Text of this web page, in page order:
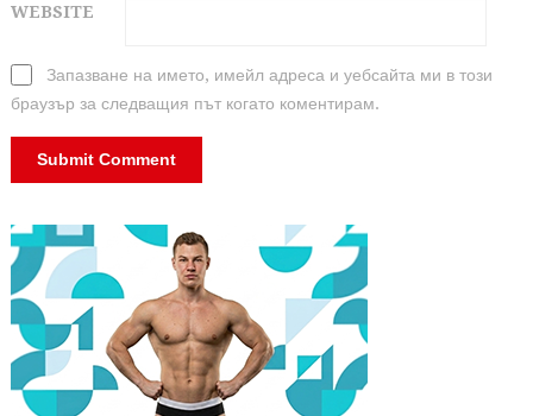
WEBSITE
Запазване на името, имейл адреса и уебсайта ми в този
браузър за следващия път когато коментирам.